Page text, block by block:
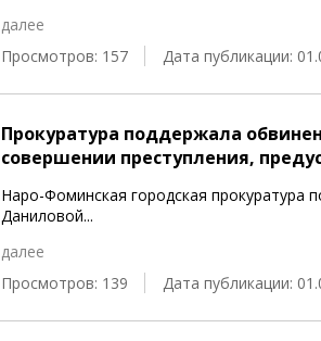
далее
Просмотров: 157
Дата публикации:
Прокуратура поддержала
совершении преступления,
Наро-Фоминская городская прокуратура
Даниловой...
далее
Просмотров: 139
Дата публикации: